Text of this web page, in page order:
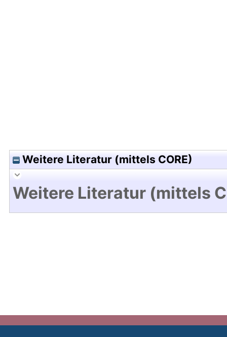
Weitere Literatur (mittels CORE)
Weitere Literatur (mittels